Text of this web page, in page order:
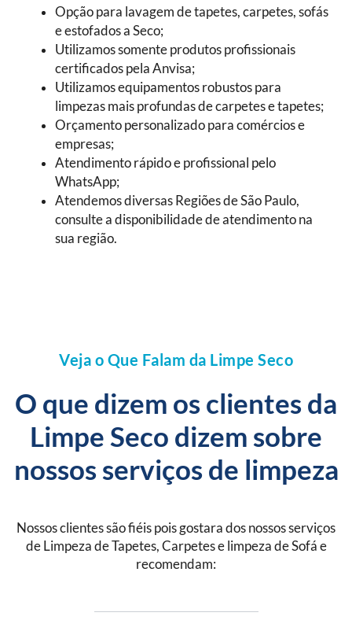
Opção para lavagem de tapetes, carpetes, sofás
e estofados a Seco;
Utilizamos somente produtos profissionais
certificados pela Anvisa;
Utilizamos equipamentos robustos para
limpezas mais profundas de carpetes e tapetes;
Orçamento personalizado para comércios e
empresas;
Atendimento rápido e profissional pelo
WhatsApp;
Atendemos diversas Regiões de São Paulo,
consulte a disponibilidade de atendimento na
sua região.
Veja o Que Falam da Limpe Seco
O que dizem os clientes da
Limpe Seco dizem sobre
nossos serviços de limpeza
Nossos clientes são fiéis pois gostara dos nossos serviços
de Limpeza de Tapetes, Carpetes e limpeza de Sofá e
recomendam: